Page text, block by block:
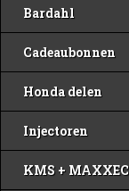
Bardahl
Cadeaubonnen
Honda delen
Injectoren
KMS +